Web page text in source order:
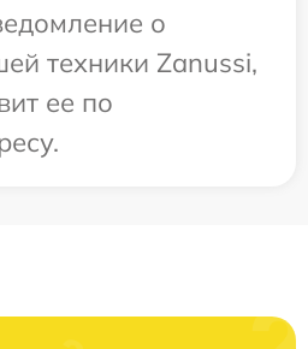
о
техники Zanussi,
ее по